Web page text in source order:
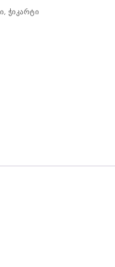
, ჭიკარტი